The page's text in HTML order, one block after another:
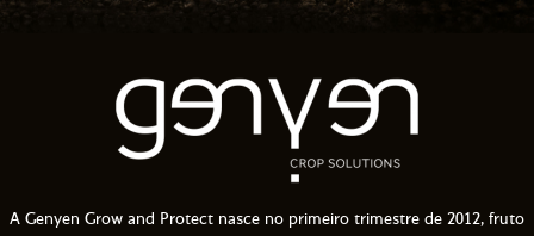
A Genyen Grow and Protect nasce no primeiro trimestre de 2012, fruto